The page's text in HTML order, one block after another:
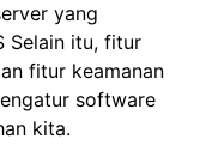
yang
Selain itu, fitur
fitur keamanan
software
kita.